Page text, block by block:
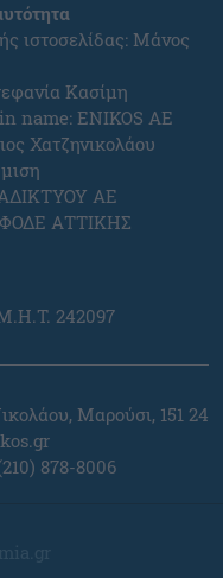
ιστοσελίδας: Μάνος
Κασίμη
name: ENIKOS AE
Χατζηνικολάου
ΑΕ
ΑΤΤΙΚΗΣ
242097
Μαρούσι, 151 24
878-8006